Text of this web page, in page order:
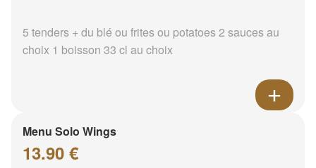
5 tenders + du blé ou frites ou potatoes 2 sauces au
choix 1 boisson 33 cl au choix
Menu Solo Wings
13.90 €